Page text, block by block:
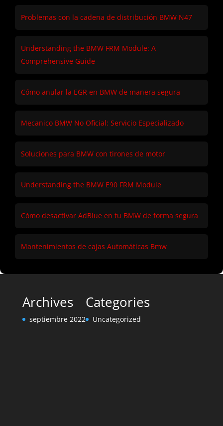
Problemas con la cadena de distribución BMW N47
Understanding the BMW FRM Module: A
Comprehensive Guide
Cómo anular la EGR en BMW de manera segura
Mecanico BMW No Oficial: Servicio Especializado
Soluciones para BMW con tirones de motor
Understanding the BMW E90 FRM Module
Cómo desactivar AdBlue en tu BMW de forma segura
Mantenimientos de cajas Automáticas Bmw
Archives
septiembre 2022
Categories
Uncategorized